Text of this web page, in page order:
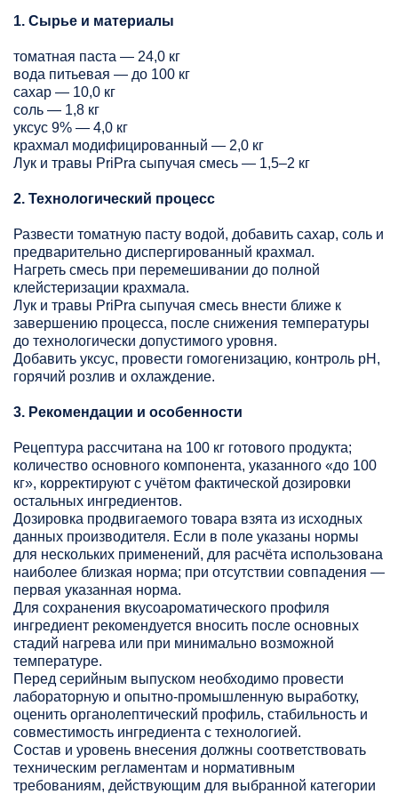
1. Сырье и материалы
томатная паста — 24,0 кг
вода питьевая — до 100 кг
сахар — 10,0 кг
соль — 1,8 кг
уксус 9% — 4,0 кг
крахмал модифицированный — 2,0 кг
Лук и травы PriPra сыпучая смесь — 1,5–2 кг
2. Технологический процесс
Развести томатную пасту водой, добавить сахар, соль и
предварительно диспергированный крахмал.
Нагреть смесь при перемешивании до полной
клейстеризации крахмала.
Лук и травы PriPra сыпучая смесь внести ближе к
завершению процесса, после снижения температуры
до технологически допустимого уровня.
Добавить уксус, провести гомогенизацию, контроль pH,
горячий розлив и охлаждение.
3. Рекомендации и особенности
Рецептура рассчитана на 100 кг готового продукта;
количество основного компонента, указанного «до 100
кг», корректируют с учётом фактической дозировки
остальных ингредиентов.
Дозировка продвигаемого товара взята из исходных
данных производителя. Если в поле указаны нормы
для нескольких применений, для расчёта использована
наиболее близкая норма; при отсутствии совпадения —
первая указанная норма.
Для сохранения вкусоароматического профиля
ингредиент рекомендуется вносить после основных
стадий нагрева или при минимально возможной
температуре.
Перед серийным выпуском необходимо провести
лабораторную и опытно-промышленную выработку,
оценить органолептический профиль, стабильность и
совместимость ингредиента с технологией.
Состав и уровень внесения должны соответствовать
техническим регламентам и нормативным
требованиям, действующим для выбранной категории